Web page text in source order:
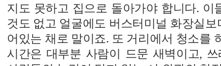
지도 못하고 집으로 돌아가야 합니다. 이
것도 없고 얼굴에도 버스터미널 화장실
어있는 채로 말이죠. 또 거리에서 청소를
시간은 대부분 사람이 드문 새벽이고,